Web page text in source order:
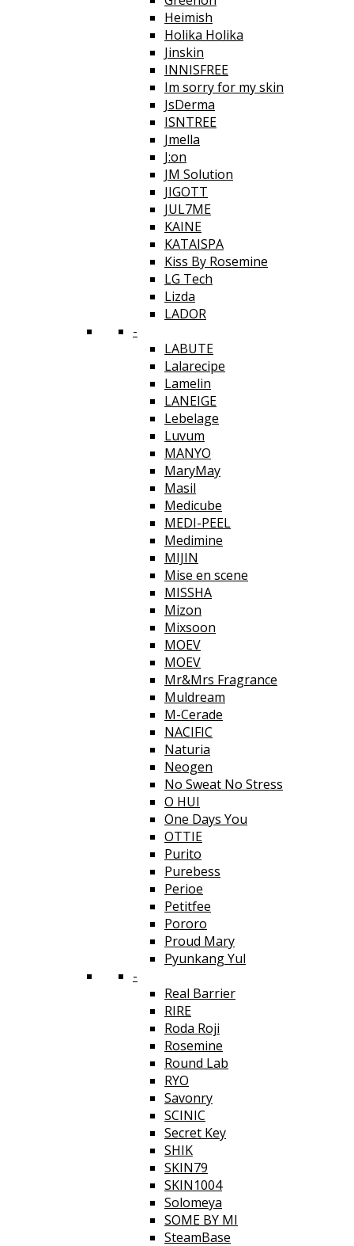
Heimish
Holika Holika
Jinskin
INNISFREE
Im sorry for my skin
JsDerma
ISNTREE
Jmella
J:on
JM Solution
JIGOTT
JUL7ME
KAINE
KATAISPA
Kiss By Rosemine
LG Tech
Lizda
LADOR
-
LABUTE
Lalarecipe
Lamelin
LANEIGE
Lebelage
Luvum
MANYO
MaryMay
Masil
Medicube
MEDI-PEEL
Medimine
MIJIN
Mise en scene
MISSHA
Mizon
Mixsoon
MOEV
MOEV
Mr&Mrs Fragrance
Muldream
M-Cerade
NACIFIC
Naturia
Neogen
No Sweat No Stress
O HUI
One Days You
OTTIE
Purito
Purebess
Perioe
Petitfee
Pororo
Proud Mary
Pyunkang Yul
-
Real Barrier
RIRE
Roda Roji
Rosemine
Round Lab
RYO
Savonry
SCINIC
Secret Key
SHIK
SKIN79
SKIN1004
Solomeya
SOME BY MI
SteamBase